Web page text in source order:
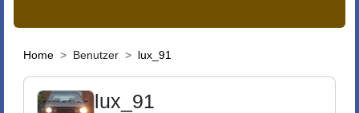
Home Benutzer lux_91
lux_91